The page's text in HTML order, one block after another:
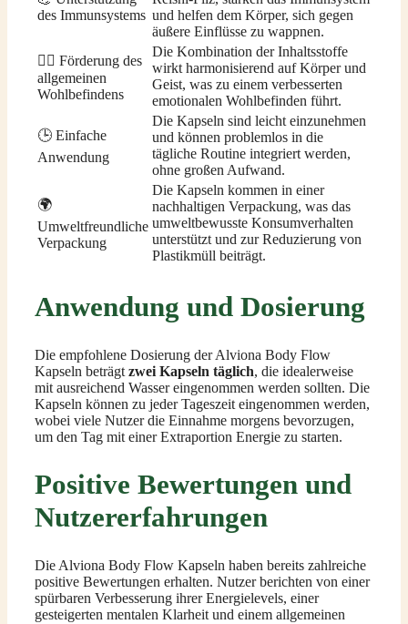
des Immunsystems und helfen dem Körper, sich gegen
äußere Einflüsse zu wappnen.
🧘‍♀️ Förderung des
allgemeinen
Wohlbefindens
Die Kombination der Inhaltsstoffe
wirkt harmonisierend auf Körper und
Geist, was zu einem verbesserten
emotionalen Wohlbefinden führt.
🕒 Einfache
Anwendung
Die Kapseln sind leicht einzunehmen
und können problemlos in die
tägliche Routine integriert werden,
ohne großen Aufwand.
🌍
Umweltfreundliche
Verpackung
Die Kapseln kommen in einer
nachhaltigen Verpackung, was das
umweltbewusste Konsumverhalten
unterstützt und zur Reduzierung von
Plastikmüll beiträgt.
Anwendung und Dosierung
Die empfohlene Dosierung der Alviona Body Flow
Kapseln beträgt zwei Kapseln täglich, die idealerweise
mit ausreichend Wasser eingenommen werden sollten. Die
Kapseln können zu jeder Tageszeit eingenommen werden,
wobei viele Nutzer die Einnahme morgens bevorzugen,
um den Tag mit einer Extraportion Energie zu starten.
Positive Bewertungen und
Nutzererfahrungen
Die Alviona Body Flow Kapseln haben bereits zahlreiche
positive Bewertungen erhalten. Nutzer berichten von einer
spürbaren Verbesserung ihrer Energielevels, einer
gesteigerten mentalen Klarheit und einem allgemeinen